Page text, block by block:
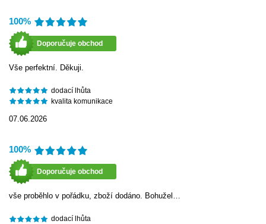
100%
Doporučuje obchod
Vše perfektní. Děkuji.
dodací lhůta
kvalita komunikace
07.06.2026
100%
Doporučuje obchod
vše proběhlo v pořádku, zboží dodáno. Bohužel…
dodací lhůta